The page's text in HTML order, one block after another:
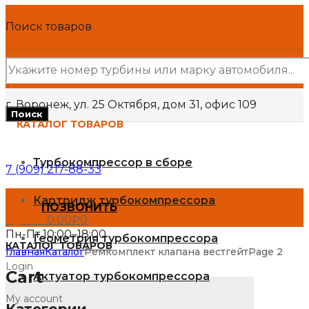
Поиск товаров
Поиск
КАТАЛОГ ТОВАРОВ
Турбокомпрессор в сборе
Картридж турбокомпрессора
Геометрия турбокомпрессора
Актуатор турбокомпрессора
г. Воронеж, ул. 25 Октября, дом 31, офис 109
7 (909) 217-88-33
Пн-Пт 10:00–18:00
Login
My account
0.00₽0
Cart
ПОЗВОНИТЬ
КАТАЛОГ ТОВАРОВ
ГлавнаяКаталогРемкомплект клапана вестгейтPage 2